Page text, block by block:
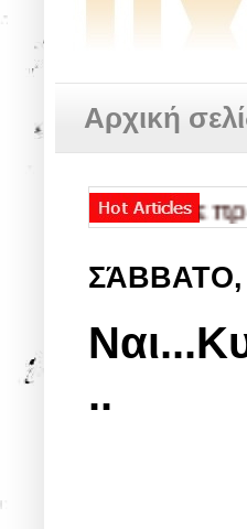
Αρχική
κάηκε πρώτη...
ΣΆΒΒΑΤΟ,
..